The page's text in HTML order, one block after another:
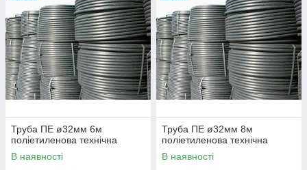
Труба ПЕ ø32мм 6м
поліетиленова технічна
В наявності
Труба ПЕ ø32мм 8м
поліетиленова технічна
В наявності